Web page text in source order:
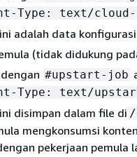
Type: text/
adalah data
(tidak didukung
#upstart-job
Type: text/
disimpan dalam file di
mengkonsumsi
pekerjaan pemula